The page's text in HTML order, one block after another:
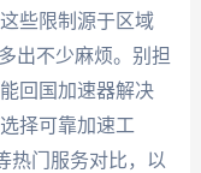
些限制源于区域
出不少麻烦。别担
回国加速器解决
择可靠加速工
热门服务对比，以